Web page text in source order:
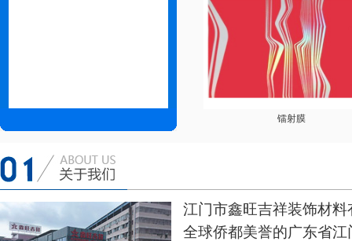
镭射膜
江门市鑫旺吉祥装饰材
全球侨都美誉的广东省